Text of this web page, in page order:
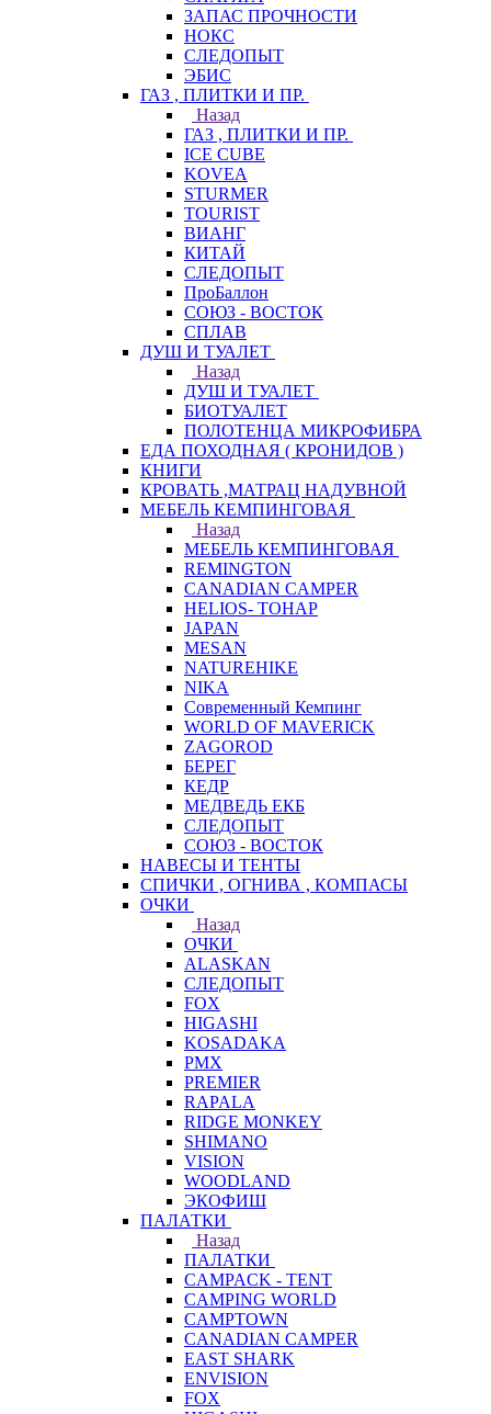
ЗАПАС ПРОЧНОСТИ
НОКС
СЛЕДОПЫТ
ЭБИС
ГАЗ , ПЛИТКИ И ПР.
Назад
ГАЗ , ПЛИТКИ И ПР.
ICE CUBE
KOVEA
STURMER
TOURIST
ВИАНГ
КИТАЙ
СЛЕДОПЫТ
ПроБаллон
СОЮЗ - ВОСТОК
СПЛАВ
ДУШ И ТУАЛЕТ
Назад
ДУШ И ТУАЛЕТ
БИОТУАЛЕТ
ПОЛОТЕНЦА МИКРОФИБРА
ЕДА ПОХОДНАЯ ( КРОНИДОВ )
КНИГИ
КРОВАТЬ ,МАТРАЦ НАДУВНОЙ
МЕБЕЛЬ КЕМПИНГОВАЯ
Назад
МЕБЕЛЬ КЕМПИНГОВАЯ
REMINGTON
CANADIAN CAMPER
HELIOS- ТОНАР
JAPAN
MESAN
NATUREHIKE
NIKA
Современный Кемпинг
WORLD OF MAVERICK
ZAGOROD
БЕРЕГ
КЕДР
МЕДВЕДЬ ЕКБ
СЛЕДОПЫТ
СОЮЗ - ВОСТОК
НАВЕСЫ И ТЕНТЫ
СПИЧКИ , ОГНИВА , КОМПАСЫ
ОЧКИ
Назад
ОЧКИ
ALASKAN
СЛЕДОПЫТ
FOX
HIGASHI
KOSADAKA
PMX
PREMIER
RAPALA
RIDGE MONKEY
SHIMANO
VISION
WOODLAND
ЭКОФИШ
ПАЛАТКИ
Назад
ПАЛАТКИ
CAMPACK - TENT
CAMPING WORLD
CAMPTOWN
CANADIAN CAMPER
EAST SHARK
ENVISION
FOX